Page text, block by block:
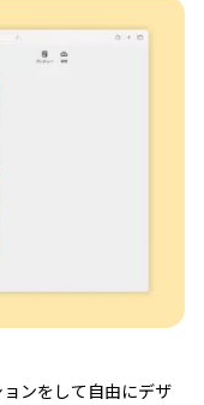
ンをして自由にデザ